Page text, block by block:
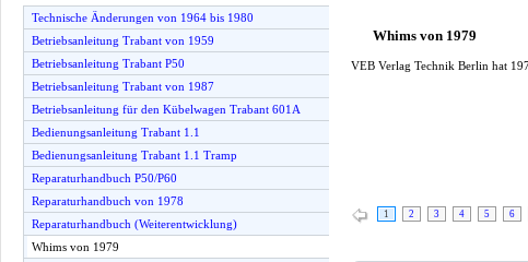
Technische Änderungen von 1964 bis 1980
Betriebsanleitung Trabant von 1959
Betriebsanleitung Trabant P50
Betriebsanleitung Trabant von 1987
Betriebsanleitung für den Kübelwagen Trabant 601A
Bedienungsanleitung Trabant 1.1
Bedienungsanleitung Trabant 1.1 Tramp
Reparaturhandbuch P50/P60
Reparaturhandbuch von 1978
Reparaturhandbuch (Weiterentwicklung)
Whims von 1979
Whims von 1979
VEB Verlag Technik Berlin hat
1 2 3 4 5 6